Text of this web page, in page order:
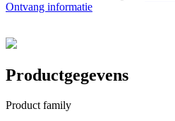
Ontvang informatie
Productgegevens
Product family